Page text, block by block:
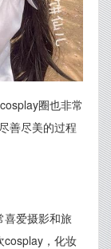
圈也非常
善尽美的过程
喜爱摄影和旅
cosplay，化妆